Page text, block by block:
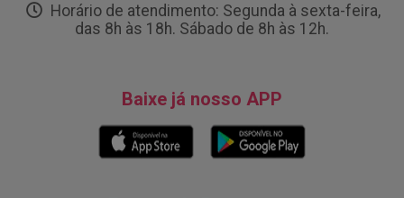
Horário de atendimento: Segunda à sexta-feira,
das 8h às 18h. Sábado de 8h às 12h.
Baixe já nosso APP